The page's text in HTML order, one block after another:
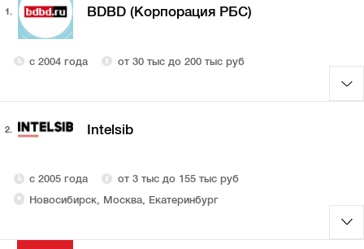
1. BDBD (Корпорация РБС)
с 2004 года от 30 тыс до 200 тыс руб
2. Intelsib
с 2005 года
от 3 тыс до 155 тыс руб
Новосибирск, Москва, Екатеринбург